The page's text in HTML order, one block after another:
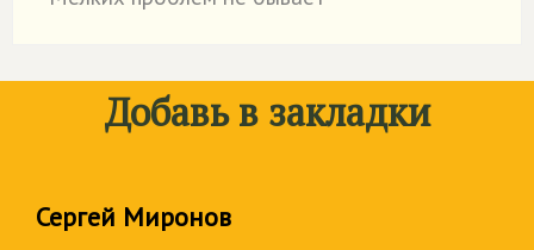
Добавь в закладки
Сергей Миронов